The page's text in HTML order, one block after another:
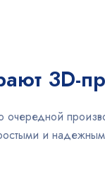
3D-
очередной
и